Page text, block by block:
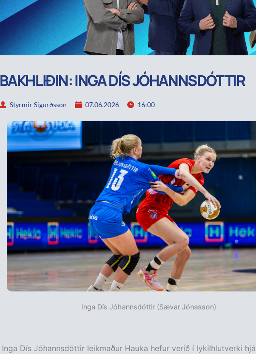
BAKHLIÐIN: INGA DÍS JÓHANNSDÓTTIR
Styrmir Sigurðsson 07.06.2026 16:00
Inga Dís Jóhannsdóttir (Sævar Jónasson)
Inga Dís Jóhannsdóttir leikmaður Hauka hefur verið í lykilhlutverki